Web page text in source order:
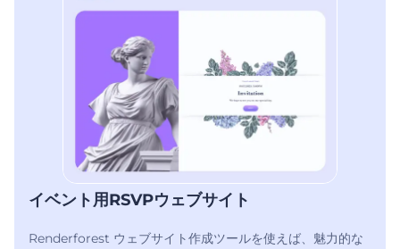
イベント用RSVPウェブサイト
Renderforest ウェブサイト作成ツールを使えば、魅力的な